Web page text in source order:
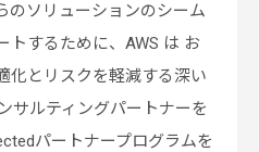
のソリューションのシーム
トするために、AWS は お
化とリスクを軽減する深い
サルティングパートナーを
パートナープログラムを